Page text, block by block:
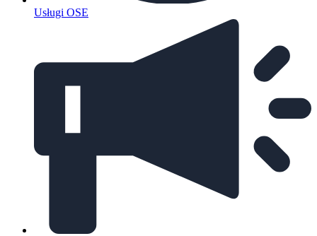
Usługi OSE